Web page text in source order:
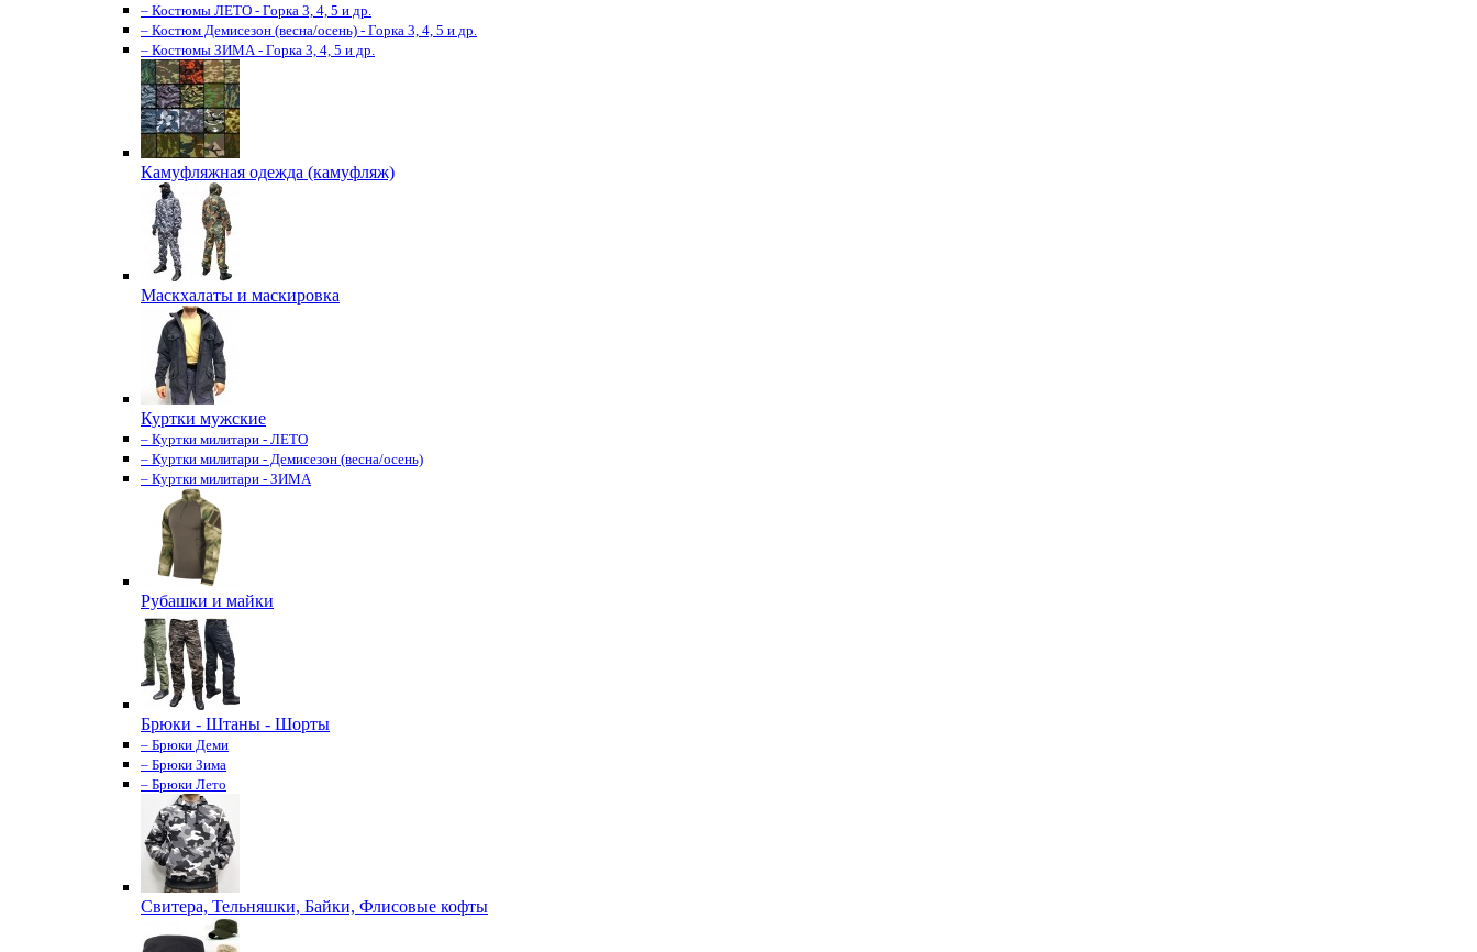
– Костюмы ЛЕТО - Горка 3, 4, 5 и др.
– Костюм Демисезон (весна/осень) - Горка 3, 4, 5 и др.
– Костюмы ЗИМА - Горка 3, 4, 5 и др.
Камуфляжная одежда (камуфляж)
Маскхалаты и маскировка
Куртки мужские
– Куртки милитари - ЛЕТО
– Куртки милитари - Демисезон (весна/осень)
– Куртки милитари - ЗИМА
Рубашки и майки
Брюки - Штаны - Шорты
– Брюки Деми
– Брюки Зима
– Брюки Лето
Свитера, Тельняшки, Байки, Флисовые кофты